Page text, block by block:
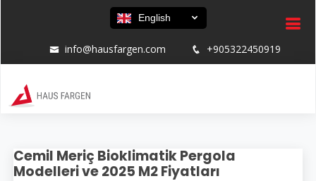
English
info@hausfargen.com +905322450919
Cemil Meriç Bioklimatik Pergola
Modelleri ve 2025 M2 Fiyatları